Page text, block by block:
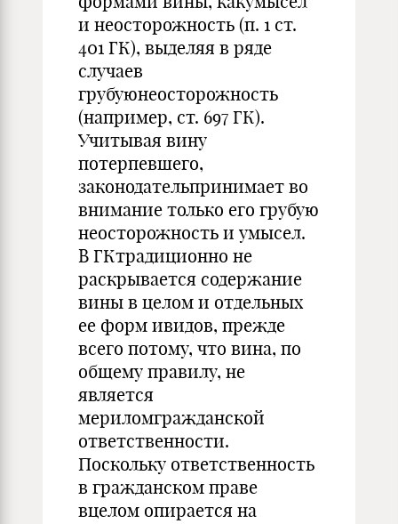
и неосторожность (п. 1 ст.
401 ГК), выделяя в ряде
случаев
грубуюнеосторожность
(например, ст. 697 ГК).
Учитывая вину
потерпевшего,
законодательпринимает во
внимание только его грубую
неосторожность и умысел.
В ГКтрадиционно не
раскрывается содержание
вины в целом и отдельных
ее форм ивидов, прежде
всего потому, что вина, по
общему правилу, не
является
мериломгражданской
ответственности.
Поскольку ответственность
в гражданском праве
вцелом опирается на